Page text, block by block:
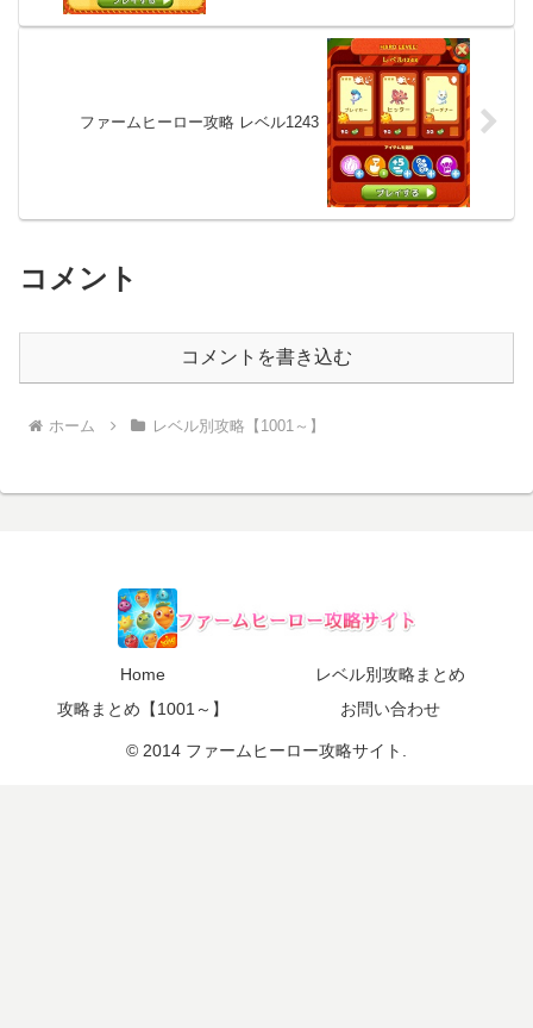
ファームヒーロー攻略 レベル1243
コメント
コメントを書き込む
ホーム レベル別攻略【1001～】
Home
レベル別攻略まとめ
攻略まとめ【1001～】
お問い合わせ
© 2014 ファームヒーロー攻略サイト.